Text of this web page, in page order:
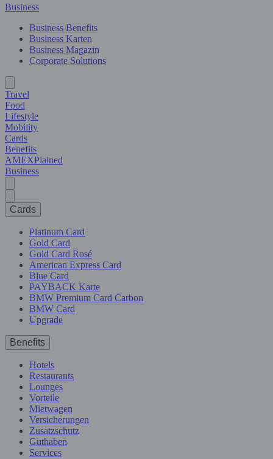
Business
Business Benefits
Business Karten
Business Magazin
Corporate Solutions
Travel
Food
Lifestyle
Mobility
Cards
Benefits
AMEXPlained
Business
Cards
Platinum Card
Gold Card
Gold Card Rosé
American Express Card
Blue Card
PAYBACK Karte
BMW Premium Card Carbon
BMW Card
Upgrade
Benefits
Hotels
Restaurants
Lounges
Vorteile
Mietwagen
Versicherungen
Zusatzschutz
Guthaben
Services